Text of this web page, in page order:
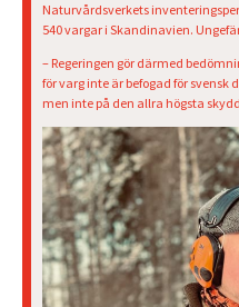
Naturvårdsverkets
540 vargar i Skandinavien.
– Regeringen gör därmed
för varg inte är befogad för svensk
men inte på den allra högsta